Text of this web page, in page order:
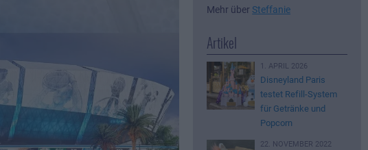
Mehr über Steffanie
Artikel
1. APRIL 2026
Disneyland Paris
testet Refill-System
für Getränke und
Popcorn
22. NOVEMBER 2022